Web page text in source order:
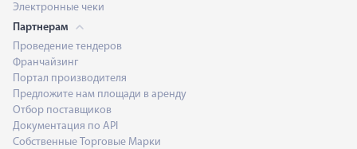
Электронные чеки
Партнерам
Проведение тендеров
Франчайзинг
Портал производителя
Предложите нам площади в аренду
Отбор поставщиков
Документация по API
Собственные Торговые Марки